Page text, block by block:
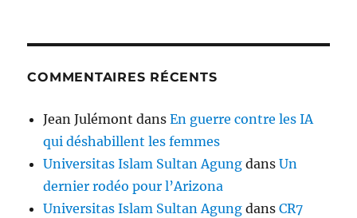
COMMENTAIRES RÉCENTS
Jean Julémont dansEn guerre contre les IA
qui déshabillent les femmes
Universitas Islam Sultan Agung dansUn
dernier rodéo pour l’Arizona
Universitas Islam Sultan Agung dansCR7